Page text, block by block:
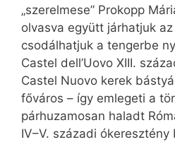
„szerelmese” Prokopp
olvasva együtt járhatjuk
csodálhatjuk a tengerbe
Castel dell’Uovo XIII.
Castel Nuovo kerek
főváros – így emlegeti a
párhuzamosan haladt
IV–V. századi